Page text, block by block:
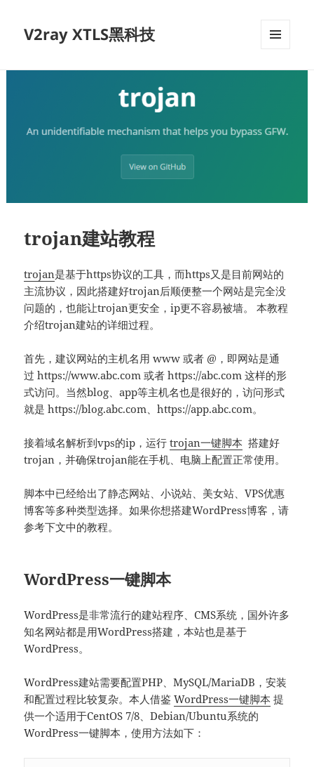
V2ray XTLS黑科技
挂件
trojan建站教程
trojan是基于https协议的工具，而https又是目前网站的
主流协议，因此搭建好trojan后顺便整一个网站是完全没
问题的，也能让trojan更安全，ip更不容易被墙。 本教程
介绍trojan建站的详细过程。
首先，建议网站的主机名用 www 或者 @，即网站是通
过 https://www.abc.com 或者 https://abc.com 这样的形
式访问。当然blog、app等主机名也是很好的，访问形式
就是 https://blog.abc.com、https://app.abc.com。
接着域名解析到vps的ip，运行trojan一键脚本 搭建好
trojan，并确保trojan能在手机、电脑上配置正常使用。
脚本中已经给出了静态网站、小说站、美女站、VPS优惠
博客等多种类型选择。如果你想搭建WordPress博客，请
参考下文中的教程。
WordPress一键脚本
WordPress是非常流行的建站程序、CMS系统，国外许多
知名网站都是用WordPress搭建，本站也是基于
WordPress。
WordPress建站需要配置PHP、MySQL/MariaDB，安装
和配置过程比较复杂。本人借鉴WordPress一键脚本 提
供一个适用于CentOS 7/8、Debian/Ubuntu系统的
WordPress一键脚本，使用方法如下：